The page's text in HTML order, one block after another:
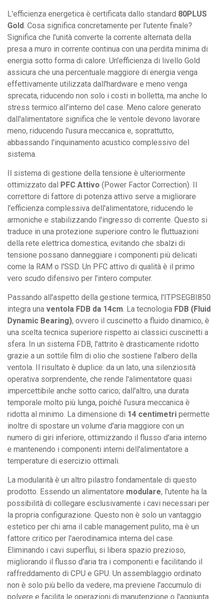
L'efficienza energetica è certificata dallo standard 80PLUS
Gold. Cosa significa concretamente per l'utente finale?
Significa che l'unità converte la corrente alternata della
presa a muro in corrente continua con una perdita minima di
energia sotto forma di calore. Un'efficienza di livello Gold
assicura che una percentuale maggiore di energia venga
effettivamente utilizzata dall'hardware e meno venga
sprecata, riducendo non solo i costi in bolletta, ma anche lo
stress termico all'interno del case. Meno calore generato
dall'alimentatore significa che le ventole devono lavorare
meno, riducendo l'usura meccanica e, soprattutto,
abbassando l'inquinamento acustico complessivo del
sistema.
Il sistema di gestione della tensione è ulteriormente
ottimizzato dal PFC Attivo (Power Factor Correction). Il
correttore di fattore di potenza attivo serve a migliorare
l'efficienza complessiva dell'alimentatore, riducendo le
armoniche e stabilizzando l'ingresso di corrente. Questo si
traduce in una protezione superiore contro le fluttuazioni
della rete elettrica domestica, evitando che sbalzi di
tensione possano danneggiare i componenti più delicati
come la RAM o l'SSD. Un PFC attivo di qualità è il primo
vero scudo difensivo per l'intero computer.
Passando all'aspetto della gestione termica, l'ITPSEGBI850
integra una ventola FDB da 14cm. La tecnologia FDB (Fluid
Dynamic Bearing), ovvero il cuscinetto a fluido dinamico, è
una scelta tecnica superiore rispetto ai classici cuscinetti a
sfera. In un sistema FDB, l'attrito è drasticamente ridotto
grazie a un sottile film di olio che sostiene l'albero della
ventola. Il risultato è duplice: da un lato, una silenziosità
operativa sorprendente, che rende l'alimentatore quasi
impercettibile anche sotto carico; dall'altro, una durata
temporale molto più lunga, poiché l'usura meccanica è
ridotta al minimo. La dimensione di 14 centimetri permette
inoltre di spostare un volume d'aria maggiore con un
numero di giri inferiore, ottimizzando il flusso d'aria interno
e mantenendo i componenti interni dell'alimentatore a
temperature di esercizio ottimali.
La modularità è un altro pilastro fondamentale di questo
prodotto. Essendo un alimentatore modulare, l'utente ha la
possibilità di collegare esclusivamente i cavi necessari per
la propria configurazione. Questo non è solo un vantaggio
estetico per chi ama il cable management pulito, ma è un
fattore critico per l'aerodinamica interna del case.
Eliminando i cavi superflui, si libera spazio prezioso,
migliorando il flusso d'aria tra i componenti e facilitando il
raffreddamento di CPU e GPU. Un assemblaggio ordinato
non è solo più bello da vedere, ma previene l'accumulo di
polvere e facilita le operazioni di manutenzione o l'aggiunta